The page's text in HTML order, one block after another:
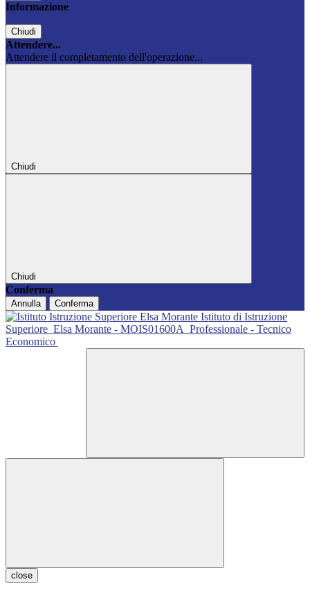
Informazione
Chiudi
Attendere...
Attendere il completamento dell'operazione...
Chiudi
Chiudi
Conferma
Annulla Conferma
Istituto di Istruzione
Superiore Elsa Morante - MOIS01600A Professionale - Tecnico
Economico
close